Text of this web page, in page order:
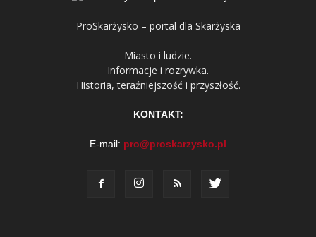
ProSkarżysko – portal dla Skarżyska
Miasto i ludzie.
Informacje i rozrywka.
Historia, teraźniejszość i przyszłość.
KONTAKT:
E-mail: pro@proskarzysko.pl